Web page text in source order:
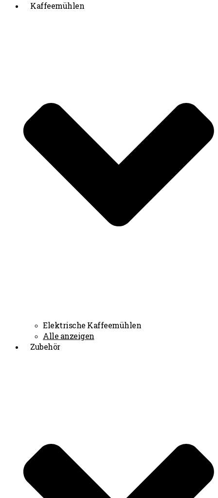
Kaffeemühlen
Elektrische Kaffeemühlen
Alle anzeigen
Zubehör